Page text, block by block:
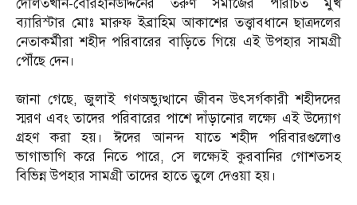
দৌলতখান-বোরহানউদ্দিনের তরুণ সমাজের পরিচিত মুখ
ব্যারিস্টার মোঃ মারুফ ইব্রাহিম আকাশের তত্ত্বাবধানে ছাত্রদলের
নেতাকর্মীরা শহীদ পরিবারের বাড়িতে গিয়ে এই উপহার সামগ্রী
পৌঁছে দেন।
‎জানা গেছে, জুলাই গণঅভ্যুত্থানে জীবন উৎসর্গকারী শহীদদের
স্মরণ এবং তাদের পরিবারের পাশে দাঁড়ানোর লক্ষ্যে এই উদ্যোগ
গ্রহণ করা হয়। ঈদের আনন্দ যাতে শহীদ পরিবারগুলোও
ভাগাভাগি করে নিতে পারে, সে লক্ষ্যেই কুরবানির গোশতসহ
বিভিন্ন উপহার সামগ্রী তাদের হাতে তুলে দেওয়া হয়।